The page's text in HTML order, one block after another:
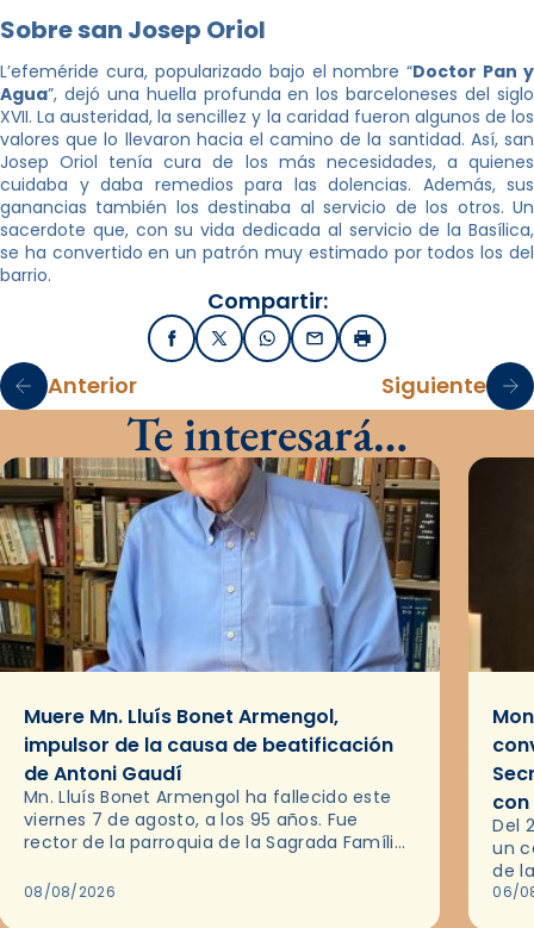
Sobre san Josep Oriol
L’efeméride cura, popularizado bajo el nombre “Doctor Pan y
Agua”, dejó una huella profunda en los barceloneses del siglo
XVII. La austeridad, la sencillez y la caridad fueron algunos de los
valores que lo llevaron hacia el camino de la santidad. Así, san
Josep Oriol tenía cura de los más necesidades, a quienes
cuidaba y daba remedios para las dolencias. Además, sus
ganancias también los destinaba al servicio de los otros. Un
sacerdote que, con su vida dedicada al servicio de la Basílica,
se ha convertido en un patrón muy estimado por todos los del
barrio.
Compartir:
FacebookX / TwitterWhatsApp
EmailImprimir
Anterior Siguiente
Te interesará…
Muere Mn. Lluís Bonet Armengol,
impulsor de la causa de beatificación
de Antoni Gaudí
Mn. Lluís Bonet Armengol ha fallecido este
viernes 7 de agosto, a los 95 años. Fue
rector de la parroquia de la Sagrada Família
08/08/2026
Del
un
de
en
06/